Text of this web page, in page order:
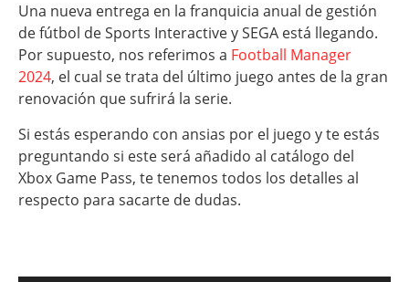
Una nueva entrega en la franquicia anual de gestión
de fútbol de Sports Interactive y SEGA está llegando.
Por supuesto, nos referimos a Football Manager
2024, el cual se trata del último juego antes de la gran
renovación que sufrirá la serie.
Si estás esperando con ansias por el juego y te estás
preguntando si este será añadido al catálogo del
Xbox Game Pass, te tenemos todos los detalles al
respecto para sacarte de dudas.